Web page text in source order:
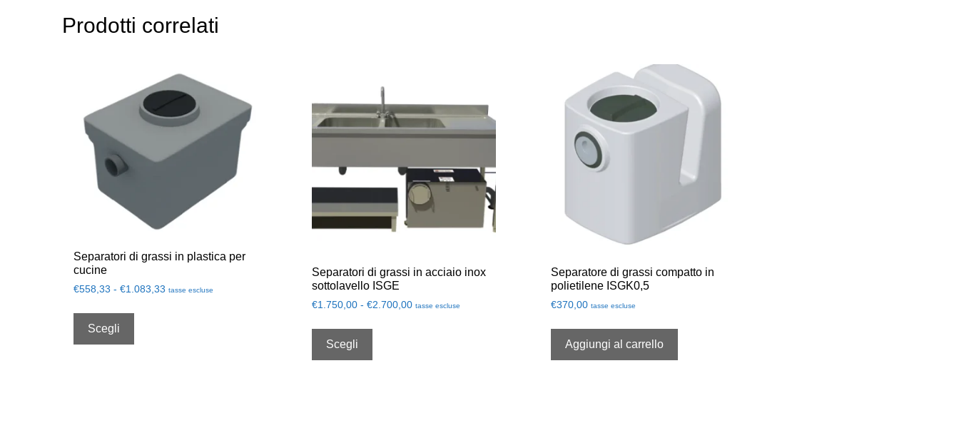
Prodotti correlati
Separatori di grassi in plastica per
cucine
€558,33 - €1.083,33 tasse escluse
Scegli
Separatori di grassi in acciaio inox
sottolavello ISGE
€1.750,00 - €2.700,00 tasse escluse
Scegli
Separatore di grassi compatto in
polietilene ISGK0,5
€370,00 tasse escluse
Aggiungi al carrello